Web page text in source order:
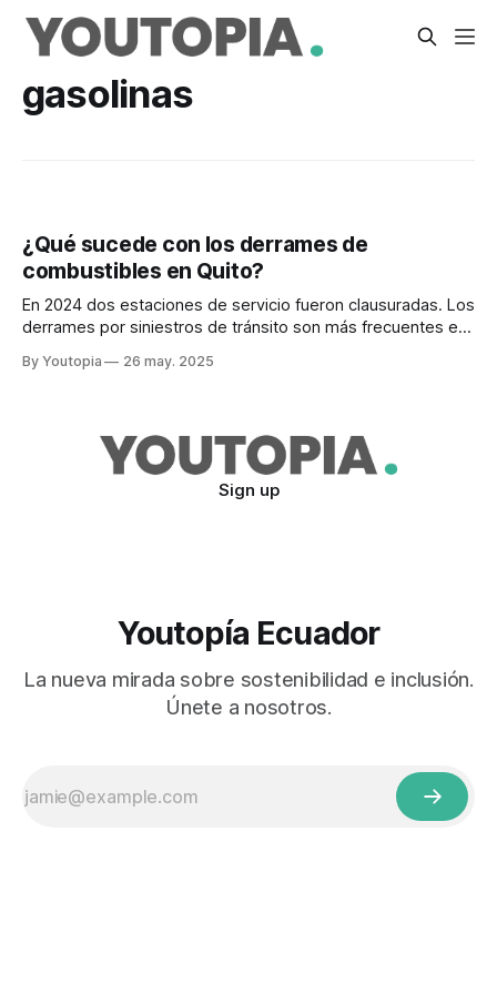
gasolinas
¿Qué sucede con los derrames de
combustibles en Quito?
En 2024 dos estaciones de servicio fueron clausuradas. Los
derrames por siniestros de tránsito son más frecuentes en
By Youtopia 26 may. 2025
Sign up
Youtopía Ecuador
La nueva mirada sobre sostenibilidad e inclusión.
Únete a nosotros.